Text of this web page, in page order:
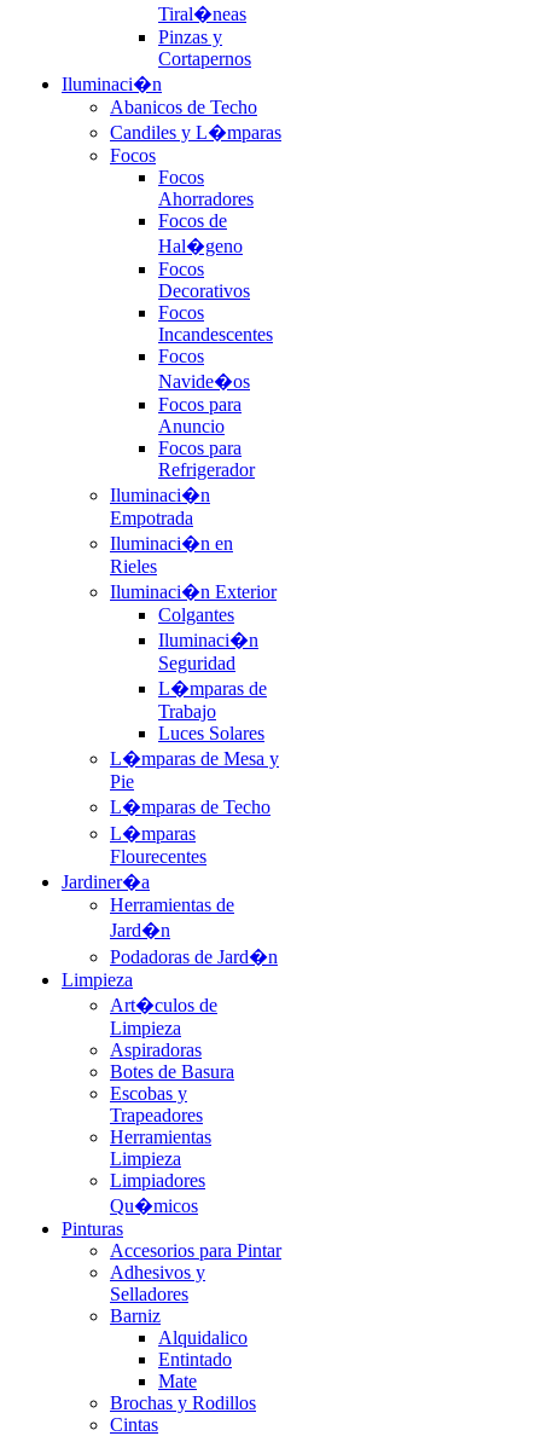
Tiral�neas
Pinzas y
Cortapernos
Iluminaci�n
Abanicos de Techo
Candiles y L�mparas
Focos
Focos
Ahorradores
Focos de
Hal�geno
Focos
Decorativos
Focos
Incandescentes
Focos
Navide�os
Focos para
Anuncio
Focos para
Refrigerador
Iluminaci�n
Empotrada
Iluminaci�n en
Rieles
Iluminaci�n Exterior
Colgantes
Iluminaci�n
Seguridad
L�mparas de
Trabajo
Luces Solares
L�mparas de Mesa y
Pie
L�mparas de Techo
L�mparas
Flourecentes
Jardiner�a
Herramientas de
Jard�n
Podadoras de Jard�n
Limpieza
Art�culos de
Limpieza
Aspiradoras
Botes de Basura
Escobas y
Trapeadores
Herramientas
Limpieza
Limpiadores
Qu�micos
Pinturas
Accesorios para Pintar
Adhesivos y
Selladores
Barniz
Alquidalico
Entintado
Mate
Brochas y Rodillos
Cintas